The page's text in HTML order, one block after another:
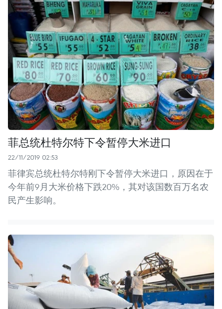
菲总统杜特尔特下令暂停大米进口
22/11/2019 02:53
菲律宾总统杜特尔特刚下令暂停大米进口，原因在于
今年前9月大米价格下跌20%，其对该国数百万名农
民产生影响。